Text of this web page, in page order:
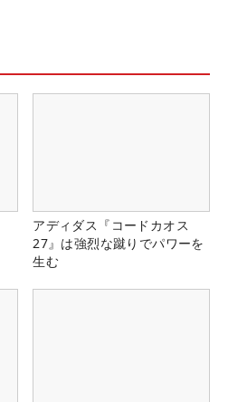
アディダス『コードカオス
27』は強烈な蹴りでパワーを
生む